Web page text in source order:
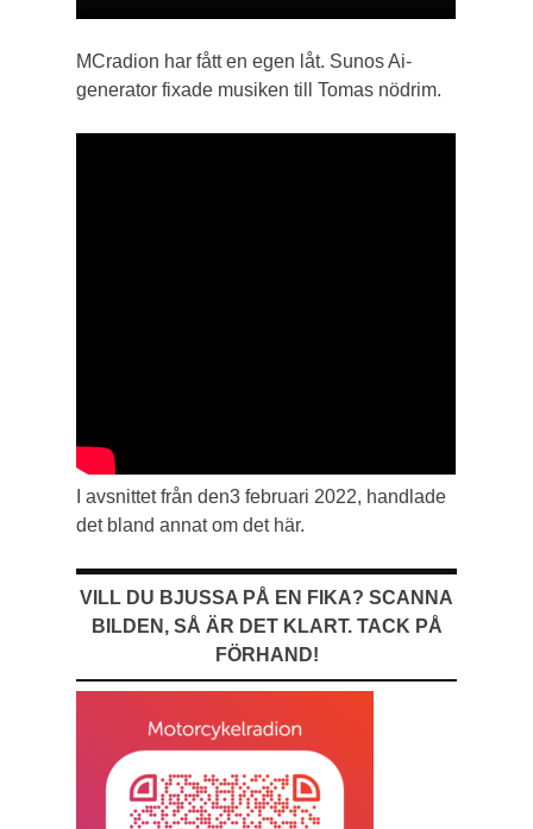
MCradion har fått en egen låt. Sunos Ai-
generator fixade musiken till Tomas nödrim.
I avsnittet från den3 februari 2022, handlade
det bland annat om det här.
VILL DU BJUSSA PÅ EN FIKA? SCANNA
BILDEN, SÅ ÄR DET KLART. TACK PÅ
FÖRHAND!